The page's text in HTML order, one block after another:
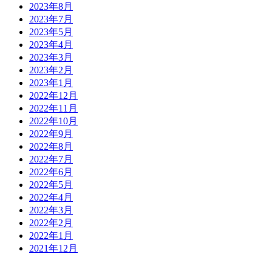
2023年8月
2023年7月
2023年5月
2023年4月
2023年3月
2023年2月
2023年1月
2022年12月
2022年11月
2022年10月
2022年9月
2022年8月
2022年7月
2022年6月
2022年5月
2022年4月
2022年3月
2022年2月
2022年1月
2021年12月